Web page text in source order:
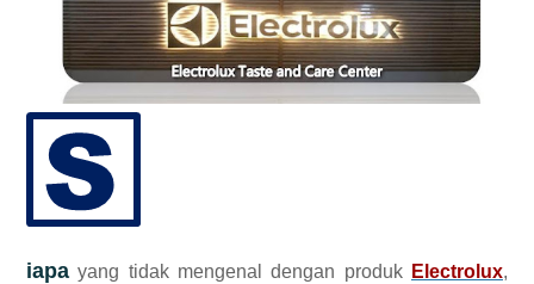
iapa yang tidak mengenal dengan produk Electrolux,